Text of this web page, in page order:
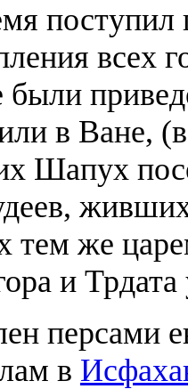
всех
были
в Ване,
Шапух
тем же
и
персами
в